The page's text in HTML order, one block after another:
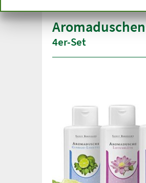
Aromaduschen
4er-Set